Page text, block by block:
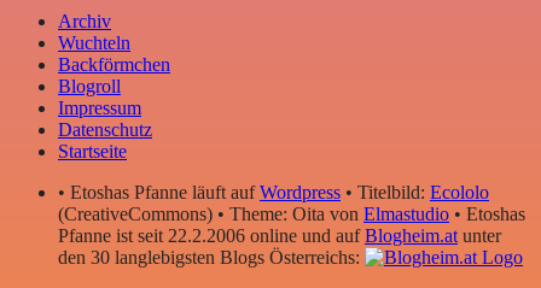
Archiv
Wuchteln
Backförmchen
Blogroll
Impressum
Datenschutz
Startseite
• Etoshas Pfanne läuft aufWordpress • Titelbild: Ecololo
(CreativeCommons) • Theme: Oita von Elmastudio • Etoshas
Pfanne ist seit 22.2.2006 online und aufBlogheim.atunter
den 30 langlebigsten Blogs Österreichs: